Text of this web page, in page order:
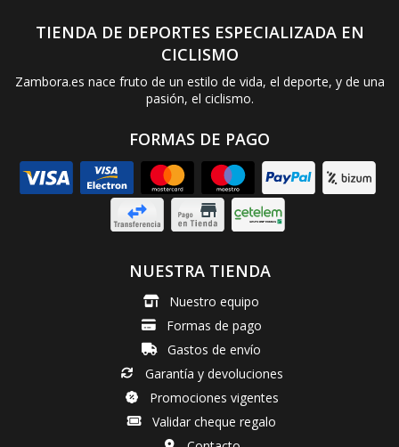
TIENDA DE DEPORTES ESPECIALIZADA EN
CICLISMO
Zambora.es nace fruto de un estilo de vida, el deporte, y de una
pasión, el ciclismo.
FORMAS DE PAGO
NUESTRA TIENDA
Nuestro equipo
Formas de pago
Gastos de envío
Garantía y devoluciones
Promociones vigentes
Validar cheque regalo